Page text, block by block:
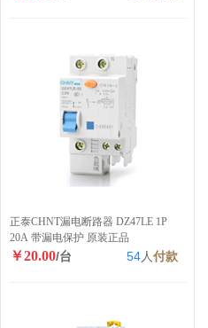
正泰CHNT漏电断路器 DZ47LE 1P
20A 带漏电保护 原装正品
￥20.00/台 54人付款